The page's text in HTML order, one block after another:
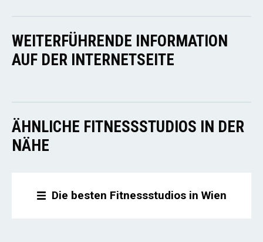
WEITERFÜHRENDE INFORMATION
AUF DER INTERNETSEITE
ÄHNLICHE FITNESSSTUDIOS IN DER
NÄHE
Die besten Fitnessstudios in Wien